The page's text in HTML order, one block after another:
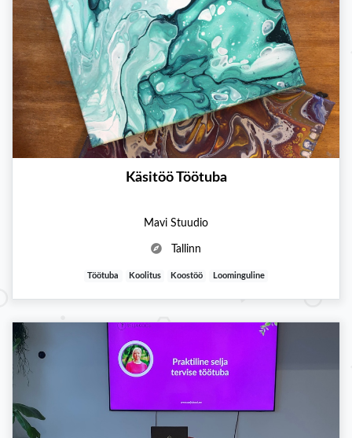
Käsitöö Töötuba
Mavi Stuudio
Tallinn
Töötuba Koolitus Koostöö Loominguline